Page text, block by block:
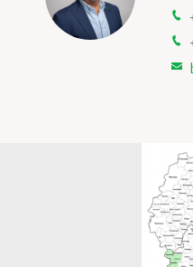
Unterstützung
Mitglied werden